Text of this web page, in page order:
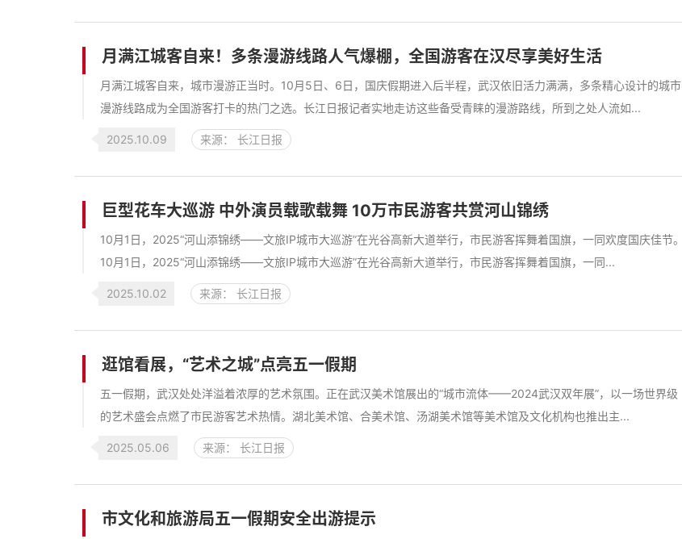
月满江城客自来！多条漫游线路人气爆棚，全国游客在汉尽享美好生活
月满江城客自来，城市漫游正当时。10月5日、6日，国庆假期进入后半程，武汉依旧活力满满，多条精心设计的城市
漫游线路成为全国游客打卡的热门之选。长江日报记者实地走访这些备受青睐的漫游路线，所到之处人流如...
2025.10.09 来源： 长江日报
巨型花车大巡游 中外演员载歌载舞 10万市民游客共赏河山锦绣
10月1日，2025“河山添锦绣——文旅IP城市大巡游”在光谷高新大道举行，市民游客挥舞着国旗，一同欢度国庆佳节。
10月1日，2025“河山添锦绣——文旅IP城市大巡游”在光谷高新大道举行，市民游客挥舞着国旗，一同...
2025.10.02 来源： 长江日报
逛馆看展，“艺术之城”点亮五一假期
五一假期，武汉处处洋溢着浓厚的艺术氛围。正在武汉美术馆展出的“城市流体——2024武汉双年展”，以一场世界级
的艺术盛会点燃了市民游客艺术热情。湖北美术馆、合美术馆、汤湖美术馆等美术馆及文化机构也推出主...
2025.05.06 来源： 长江日报
市文化和旅游局五一假期安全出游提示